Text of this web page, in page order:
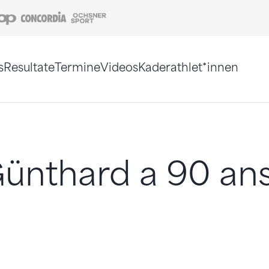
Coop Concordia
ResultateTermineVideosKaderathlet*innen
a 90